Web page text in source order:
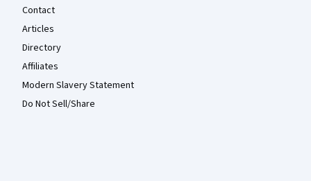
Contact
Articles
Directory
Affiliates
Modern Slavery Statement
Do Not Sell/Share